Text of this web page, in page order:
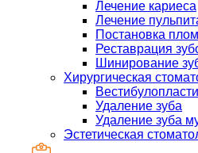
Лечение кариеса
Лечение
Постановка
Реставрация
Шинирование
Хирургическая
Удаление зуба
Удаление зуба
Эстетическая